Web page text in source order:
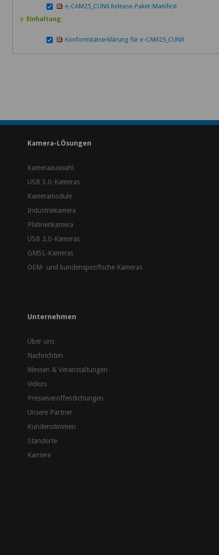
e-CAM25_CUNX Release-Paket-Manifest
Einhaltung:
Konformitätserklärung für e-CAM25_CUNX
Kamera-LÖsungen
Kameraauswahl
USB 3.0-Kameras
Kameramodule
Industriekamera
Platinenkamera
USB 2.0-Kameras
GMSL-Kameras
OEM- und kundenspezifische Kameras
Unternehmen
Über uns
Nachrichten
Messen & Veranstaltungen
Videos
Presseveröffentlichungen
Unsere Partner
Kundenstimmen
Standorte
Karriere